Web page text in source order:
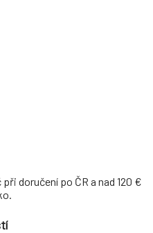
doručení po ČR a nad 120 €